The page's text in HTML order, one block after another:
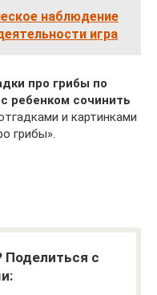
наблюдение
игра
про грибы по
ребенком сочинить
и картинками
грибы».
Поделиться с